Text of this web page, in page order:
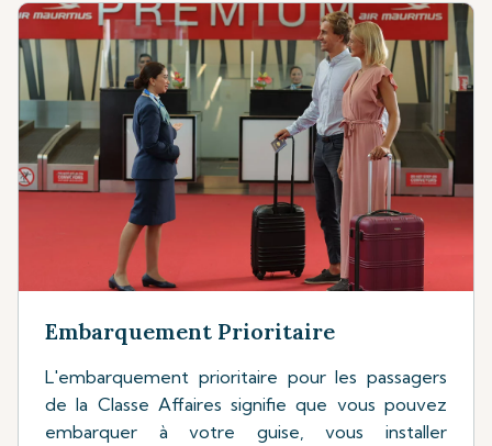
Embarquement Prioritaire
L'embarquement prioritaire pour les passagers
de la Classe Affaires signifie que vous pouvez
embarquer à votre guise, vous installer